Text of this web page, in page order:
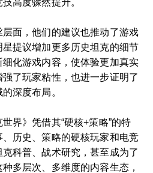
高度骤然提升。
面，他们的建议也推动了游戏
提议增加更多历史坦克的细节
化游戏内容，使体验更加真实
了玩家粘性，也进一步证明了
深度布局。
界》凭借其“硬核+策略”的特
历史、策略的硬核玩家和电竞
科普、战术研究，甚至成为了
多层次、多维度的内容生态，